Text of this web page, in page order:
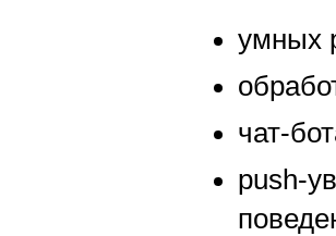
умных
чат-
push-